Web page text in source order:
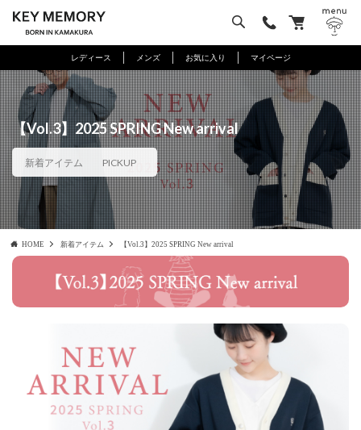
レディース メンズ お気に入り マイページ
【Vol.3】2025 SPRING New arrival
新着アイテム PICKUP
HOME 新着アイテム 【Vol.3】2025 SPRING New arrival